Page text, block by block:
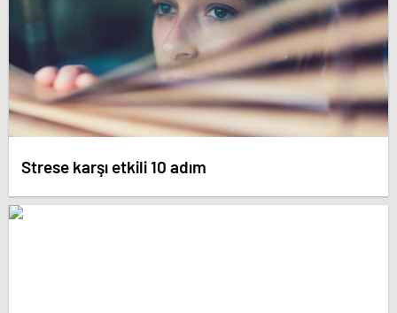
Strese karşı etkili 10 adım